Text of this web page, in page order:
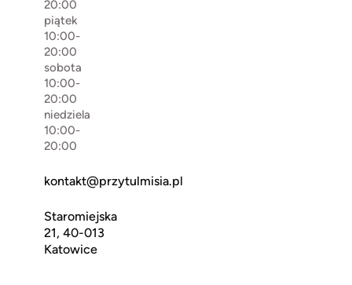
20:00
piątek
10:00-
20:00
sobota
10:00-
20:00
niedziela
10:00-
20:00
kontakt@przytulmisia.pl
Staromiejska
21, 40-013
Katowice